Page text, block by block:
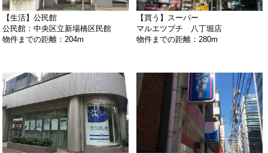
【生活】公民館
公民館：中央区立新場橋区民館
物件までの距離：204m
【買う】スーパー
マルエツプチ 八丁堀店
物件までの距離：280m